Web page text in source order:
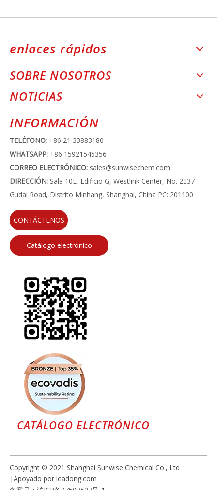
enlaces rápidos
SOBRE NOSOTROS
NOTICIAS
INFORMACIÓN
TELÉFONO: +86 21 33883180
WHATSAPP: +86 15921545356
CORREO ELECTRÓNICO: sales@sunwisechem.com
DIRECCIÓN: Sala 10E, Edificio G, Westlink Center, No. 2337
Gudai Road, Distrito Minhang, Shanghai, China PC: 201100
CONTÁCTENOS
Catálogo electrónico
CATÁLOGO ELECTRÓNICO
Copyright © 2021 Shanghai Sunwise Chemical Co., Ltd
|Apoyado por leadong.com